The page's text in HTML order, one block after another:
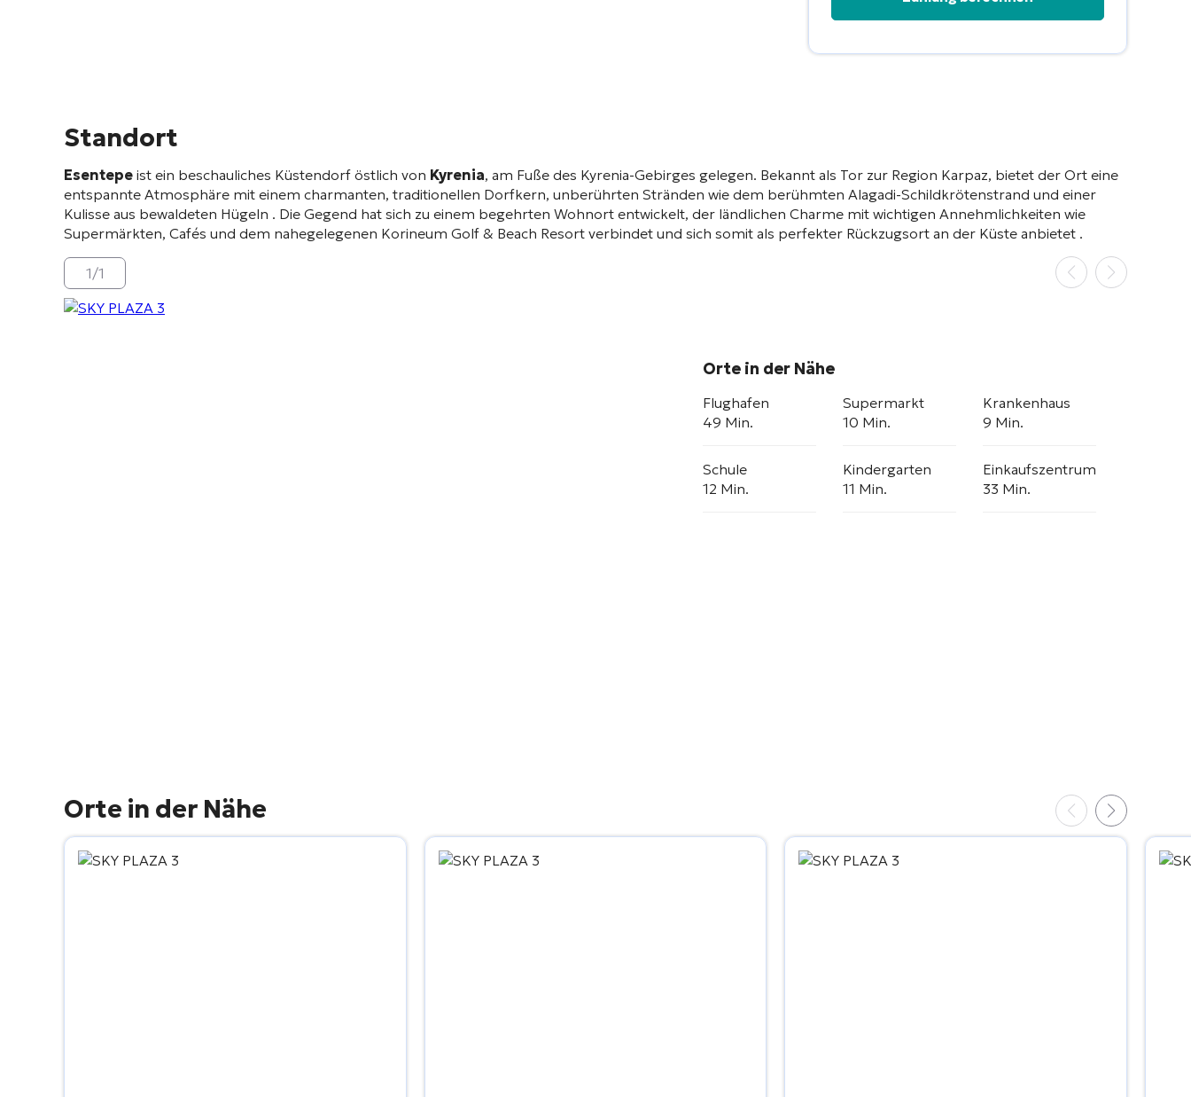
Standort
Esentepe ist ein beschauliches Küstendorf östlich von Kyrenia, am Fuße des Kyrenia-Gebirges gelegen. Bekannt als Tor zur Region Karpaz, bietet der Ort eine
entspannte Atmosphäre mit einem charmanten, traditionellen Dorfkern, unberührten Stränden wie dem berühmten Alagadi-Schildkrötenstrand und einer
Kulisse aus bewaldeten Hügeln . Die Gegend hat sich zu einem begehrten Wohnort entwickelt, der ländlichen Charme mit wichtigen Annehmlichkeiten wie
Supermärkten, Cafés und dem nahegelegenen Korineum Golf & Beach Resort verbindet und sich somit als perfekter Rückzugsort an der Küste anbietet .
1/1
Orte in der Nähe
Flughafen
49 Min.
Supermarkt
10 Min.
Krankenhaus
9 Min.
Schule
12 Min.
Kindergarten
11 Min.
Einkaufszentrum
33 Min.
Orte in der Nähe